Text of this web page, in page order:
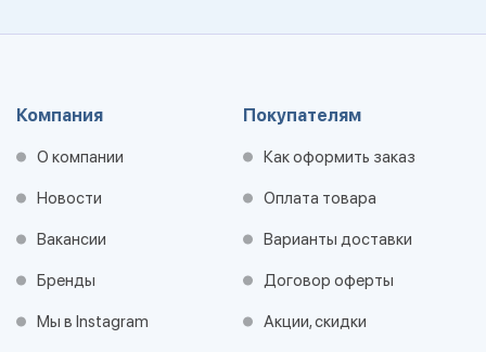
Компания
О компании
Новости
Вакансии
Бренды
Мы в Instagram
Покупателям
Как оформить заказ
Оплата товара
Варианты доставки
Договор оферты
Акции, скидки